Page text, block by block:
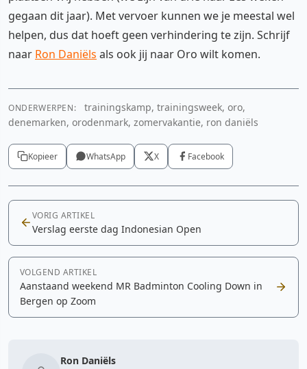
gegaan dit jaar). Met vervoer kunnen we je meestal wel
helpen, dus dat hoeft geen verhindering te zijn. Schrijf
naar Ron Daniëls als ook jij naar Oro wilt komen.
ONDERWERPEN:
trainingskamp, trainingsweek, oro,
denemarken, orodenmark, zomervakantie, ron daniëls
Kopieer WhatsApp X Facebook
VORIG ARTIKEL
Verslag eerste dag Indonesian Open
VOLGEND ARTIKEL
Aanstaand weekend MR Badminton Cooling Down in
Bergen op Zoom
Ron Daniëls